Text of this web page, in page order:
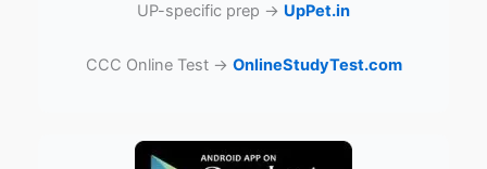
UP-specific prep → UpPet.in
CCC Online Test → OnlineStudyTest.com